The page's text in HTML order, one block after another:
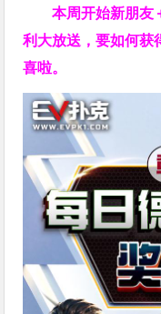
本周开始新朋友
利大放送，要如何获
喜啦。